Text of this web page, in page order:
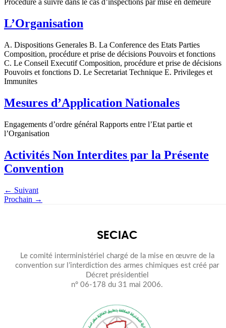
Procédure à suivre dans le cas d’inspections par mise en demeure
L’Organisation
A. Dispositions Generales B. La Conference des Etats Parties
Composition, procédure et prise de décisions Pouvoirs et fonctions
C. Le Conseil Executif Composition, procédure et prise de décisions
Pouvoirs et fonctions D. Le Secretariat Technique E. Privileges et
Immunites
Mesures d’Application Nationales
Engagements d’ordre général Rapports entre l’Etat partie et
l’Organisation
Activités Non Interdites par la Présente
Convention
← Suivant
Prochain →
SECIAC
Le comité interministériel chargé de la mise en œuvre de la
convention sur l’interdiction des armes chimiques est créé par
Décret présidentiel
n° 06-178 du 31 mai 2006.